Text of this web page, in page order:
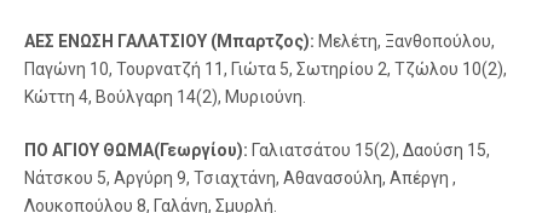
ΑΕΣ ΕΝΩΣΗ ΓΑΛΑΤΣΙΟΥ (Μπαρτζος): Μελέτη, Ξανθοπούλου,
Παγώνη 10, Τουρνατζή 11, Γιώτα 5, Σωτηρίου 2, Τζώλου 10(2),
Κώττη 4, Βούλγαρη 14(2), Μυριούνη.
ΠΟ ΑΓΙΟΥ ΘΩΜΑ(Γεωργίου): Γαλιατσάτου 15(2), Δαούση 15,
Νάτσκου 5, Αργύρη 9, Τσιαχτάνη, Αθανασούλη, Απέργη ,
Λουκοπούλου 8, Γαλάνη, Σμυρλή.